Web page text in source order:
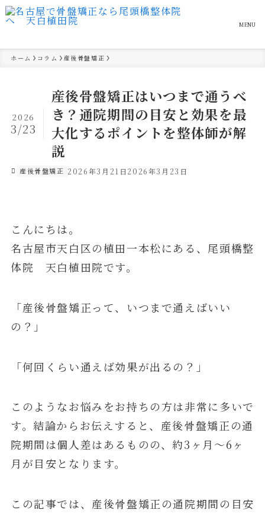
MENU
ホーム コラム 産後骨盤矯正
産後骨盤矯正はいつまで通うべ
き？通院期間の目安と効果を最
大化するポイントを整体師が解
説
2026
3/23
産後骨盤矯正 2026年3月21日2026年3月23日
こんにちは。
名古屋市天白区の植田一本松にある、尾頭橋整
体院 天白植田院です。
「産後骨盤矯正って、いつまで通えばいい
の？」
「何回くらい通えば効果が出るの？」
このようなお悩みをお持ちの方は非常に多いで
す。結論からお伝えすると、産後骨盤矯正の通
院期間は個人差はあるものの、約3ヶ月〜6ヶ
月が目安となります。
この記事では、産後骨盤矯正の通院期間の目安